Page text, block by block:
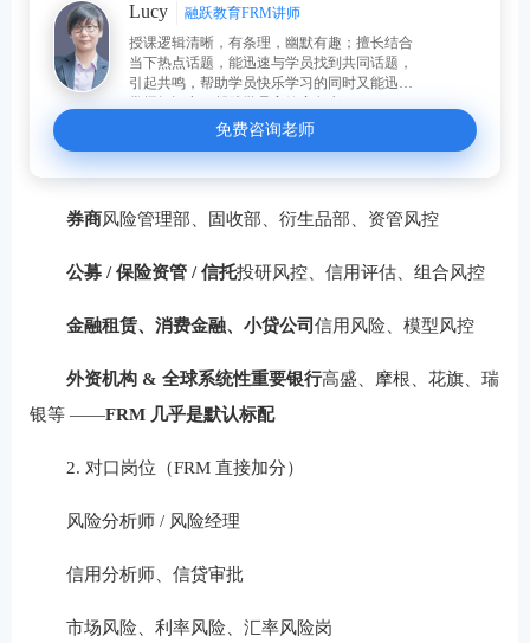
Lucy
融跃教育FRM讲师
授课逻辑清晰，有条理，幽默有趣；擅长结合
当下热点话题，能迅速与学员找到共同话题，
引起共鸣，帮助学员快乐学习的同时又能迅速
免费咨询老师
券商风险管理部、固收部、衍生品部、资管风控
公募 / 保险资管 / 信托投研风控、信用评估、组合风控
金融租赁、消费金融、小贷公司信用风险、模型风控
外资机构 & 全球系统性重要银行高盛、摩根、花旗、瑞
银等 ——FRM 几乎是默认标配
2. 对口岗位（FRM 直接加分）
风险分析师 / 风险经理
信用分析师、信贷审批
市场风险、利率风险、汇率风险岗